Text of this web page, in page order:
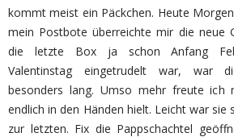
kommt meist ein Päckchen. Heute
mein Postbote überreichte mir die neue
die letzte Box ja schon Anfang
Valentinstag eingetrudelt war, war
besonders lang. Umso mehr freute ich
endlich in den Händen hielt. Leicht war sie
zur letzten. Fix die Pappschachtel